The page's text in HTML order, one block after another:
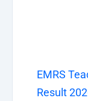
EMRS
Result